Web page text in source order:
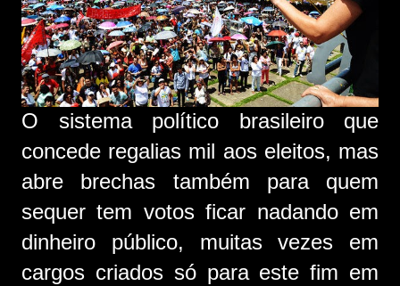
O sistema político brasileiro que
concede regalias mil aos eleitos, mas
abre brechas também para quem
sequer tem votos ficar nadando em
dinheiro público, muitas vezes em
cargos criados só para este fim em